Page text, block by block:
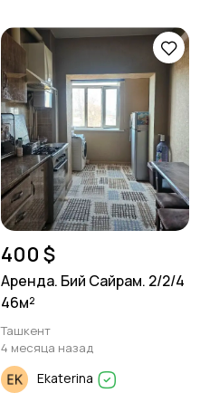
400 $
Аренда. Бий Сайрам. 2/2/4
46м²
Ташкент
4 месяца назад
Ekaterina